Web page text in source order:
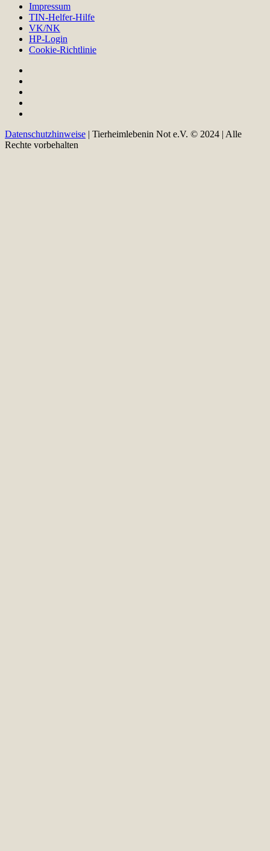
Impressum
TIN-Helfer-Hilfe
VK/NK
HP-Login
Cookie-Richtlinie
Datenschutzhinweise | Tierheimlebenin Not e.V. © 2024 | Alle
Rechte vorbehalten